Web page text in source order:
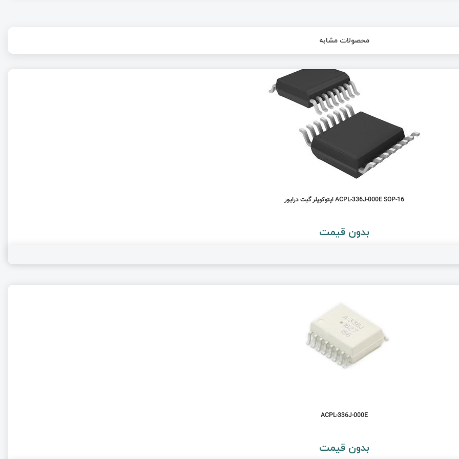
محصولات مشابه
ACPL-336J-000E SOP-16 اپتوکوپلر گیت درایور
بدون قیمت
ACPL-336J-000E
بدون قیمت